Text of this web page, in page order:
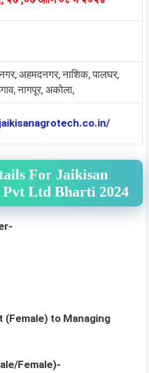
अहमदनगर, नाशिक, पालघर,
नागपूर, अकोला,
For Jaikisan
Ltd Bharti 2024
(Female) to Managing
Female)-